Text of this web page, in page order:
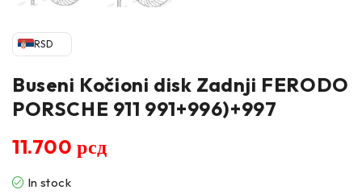
RSD
Buseni Kočioni disk Zadnji FERODO
PORSCHE 911 991+996)+997
11.700рсд
In stock